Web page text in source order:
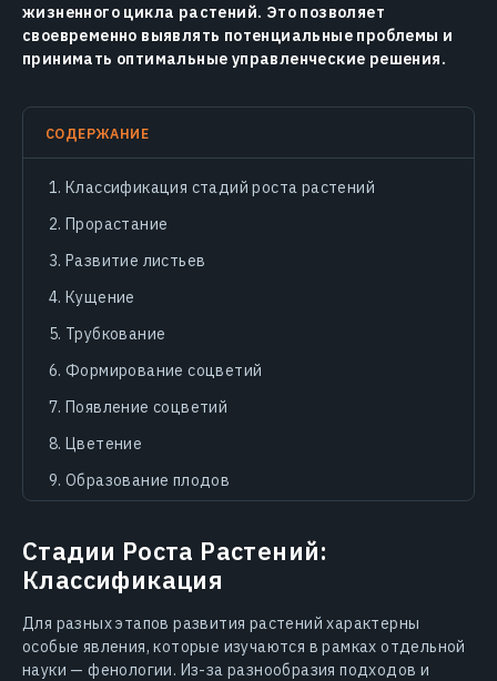
жизненного цикла растений. Это позволяет
своевременно выявлять потенциальные проблемы и
принимать оптимальные управленческие решения.
СОДЕРЖАНИЕ
Классификация стадий роста растений
Прорастание
Развитие листьев
Кущение
Трубкование
Формирование соцветий
Появление соцветий
Цветение
Образование плодов
Отмирание
EOSDA Crop Monitoring и стадии роста растений
Стадии Роста Растений:
Классификация
Для разных этапов развития растений характерны
особые явления, которые изучаются в рамках отдельной
науки — фенологии. Из-за разнообразия подходов и